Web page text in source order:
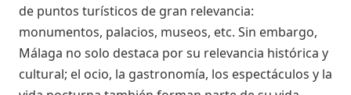
de puntos turísticos de gran relevancia:
monumentos, palacios, museos, etc. Sin embargo,
Málaga no solo destaca por su relevancia histórica y
cultural; el ocio, la gastronomía, los espectáculos y la